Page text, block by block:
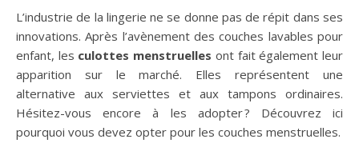
L’industrie de la lingerie ne se donne pas de répit dans ses
innovations. Après l’avènement des couches lavables pour
enfant, les culottes menstruelles ont fait également leur
apparition sur le marché. Elles représentent une
alternative aux serviettes et aux tampons ordinaires.
Hésitez-vous encore à les adopter ? Découvrez ici
pourquoi vous devez opter pour les couches menstruelles.